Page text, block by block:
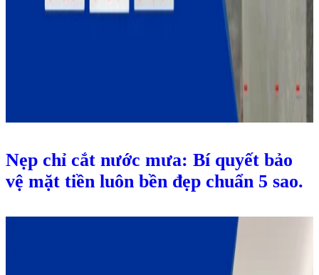
Nẹp chỉ cắt nước mưa: Bí quyết bảo
vệ mặt tiền luôn bền đẹp chuẩn 5 sao.